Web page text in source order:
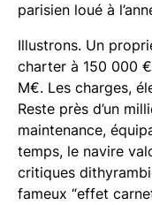
parisien loué à
Illustrons. Un
charter à 150 000
M€. Les charges,
Reste près d’un
maintenance,
temps, le navire
critiques
fameux “effet